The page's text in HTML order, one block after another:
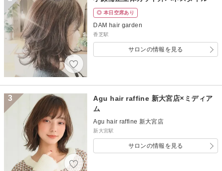
◎ 本日空席あり
DAM hair garden
香芝駅
サロンの情報を見る
3
Agu hair raffine 新大宮店×ミディア
ム
Agu hair raffine 新大宮店
新大宮駅
サロンの情報を見る